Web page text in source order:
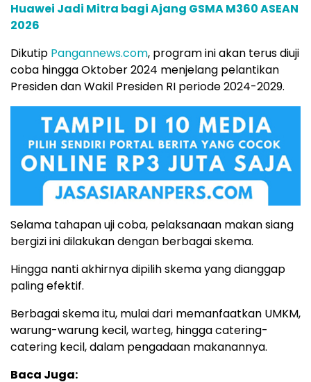
Huawei Jadi Mitra bagi Ajang GSMA M360 ASEAN
2026
Dikutip Pangannews.com, program ini akan terus diuji
coba hingga Oktober 2024 menjelang pelantikan
Presiden dan Wakil Presiden RI periode 2024-2029.
Selama tahapan uji coba, pelaksanaan makan siang
bergizi ini dilakukan dengan berbagai skema.
Hingga nanti akhirnya dipilih skema yang dianggap
paling efektif.
Berbagai skema itu, mulai dari memanfaatkan UMKM,
warung-warung kecil, warteg, hingga catering-
catering kecil, dalam pengadaan makanannya.
Baca Juga: